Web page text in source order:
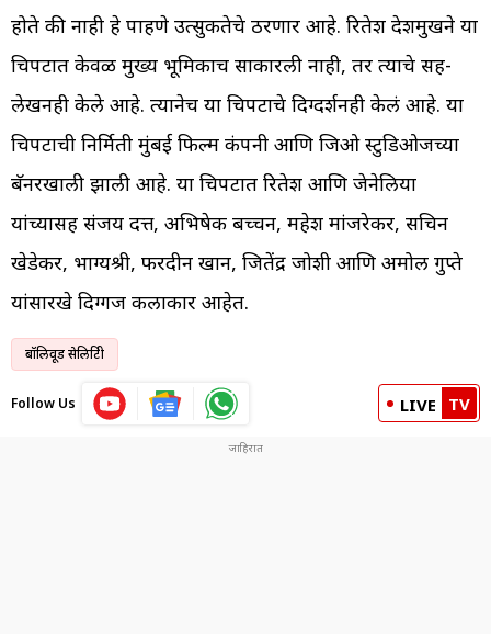
होते की नाही हे पाहणे उत्सुकतेचे ठरणार आहे. रितेश देशमुखने या
चित्रपटात केवळ मुख्य भूमिकाच साकारली नाही, तर त्याचे सह-
लेखनही केले आहे. त्यानेच या चित्रपटाचे दिग्दर्शनही केलं आहे. या
चित्रपटाची निर्मिती मुंबई फिल्म कंपनी आणि जिओ स्टुडिओजच्या
बॅनरखाली झाली आहे. या चित्रपटात रितेश आणि जेनेलिया
यांच्यासह संजय दत्त, अभिषेक बच्चन, महेश मांजरेकर, सचिन
खेडेकर, भाग्यश्री, फरदीन खान, जितेंद्र जोशी आणि अमोल गुप्ते
यांसारखे दिग्गज कलाकार आहेत.
बॉलिवूड सेलिब्रिटी
Follow Us LIVE TV